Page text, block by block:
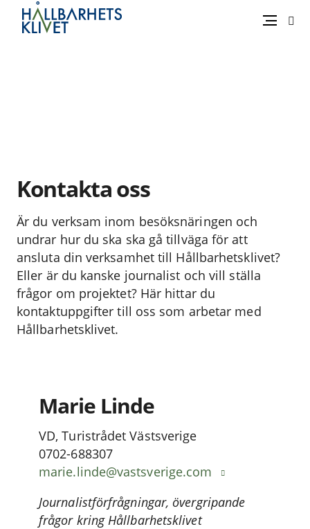
Sök
Kontakta oss
Är du verksam inom besöksnäringen och
undrar hur du ska ska gå tillväga för att
ansluta din verksamhet till Hållbarhetsklivet?
Eller är du kanske journalist och vill ställa
frågor om projektet? Här hittar du
kontaktuppgifter till oss som arbetar med
Hållbarhetsklivet.
Marie Linde
VD, Turistrådet Västsverige
0702-688307
marie.linde@vastsverige.com
Journalistförfrågningar, övergripande
frågor kring Hållbarhetsklivet